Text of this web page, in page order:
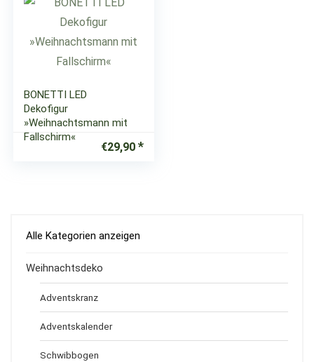
BONETTI LED
Dekofigur
»Weihnachtsmann mit
Fallschirm«
€29,90
Alle Kategorien anzeigen
Weihnachtsdeko
Adventskranz
Adventskalender
Schwibbogen